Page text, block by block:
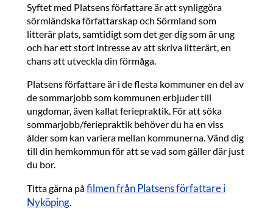
Syftet med Platsens författare är att synliggöra
sörmländska författarskap och Sörmland som
litterär plats, samtidigt som det ger dig som är ung
och har ett stort intresse av att skriva litterärt, en
chans att utveckla din förmåga.
Platsens författare är i de flesta kommuner en del av
de sommarjobb som kommunen erbjuder till
ungdomar, även kallat feriepraktik. För att söka
sommarjobb/feriepraktik behöver du ha en viss
ålder som kan variera mellan kommunerna. Vänd dig
till din hemkommun för att se vad som gäller där just
du bor.
Titta gärna påfilmen från Platsens författare i
Nyköping